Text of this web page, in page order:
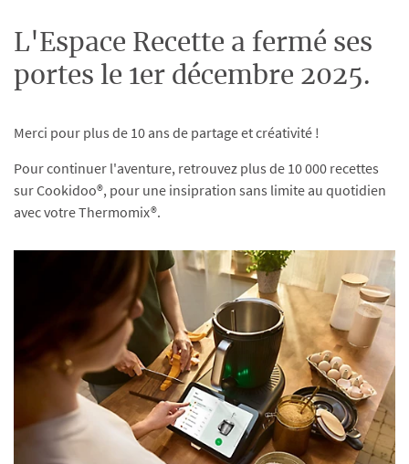
L'Espace Recette a fermé ses
portes le 1er décembre 2025.
Merci pour plus de 10 ans de partage et créativité !
Pour continuer l'aventure, retrouvez plus de 10 000 recettes
sur Cookidoo®, pour une insipration sans limite au quotidien
avec votre Thermomix®.